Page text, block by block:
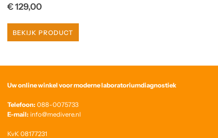
Normale
€ 129,00
BEKIJK PRODUCT
Uw online winkel voor moderne laboratoriumdiagnostiek
Telefoon: 088-0075733
E-mail: info@medivere.nl
KvK 08177231